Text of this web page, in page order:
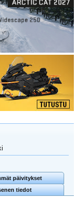
päivitykset
tiedot